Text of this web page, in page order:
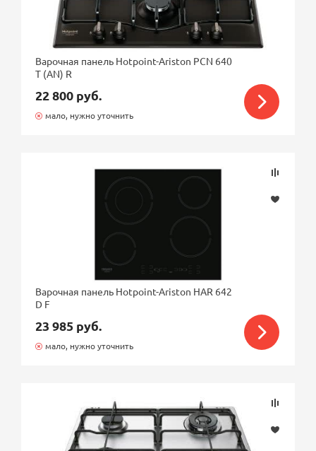
Варочная панель Hotpoint-Ariston PCN 640
T (AN) R
22 800 руб.
мало, нужно уточнить
Варочная панель Hotpoint-Ariston HAR 642
D F
23 985 руб.
мало, нужно уточнить